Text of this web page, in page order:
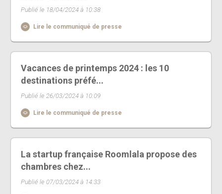
Publié le 18/04/2024 à 10:38
Lire le communiqué de presse
Vacances de printemps 2024 : les 10
destinations préfé...
Publié le 26/03/2024 à 10:09
Lire le communiqué de presse
La startup française Roomlala propose des
chambres chez...
Publié le 07/03/2024 à 14:33